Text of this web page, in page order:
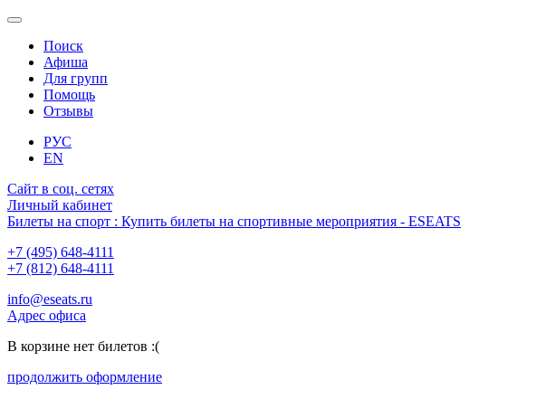
Поиск
Афиша
Для групп
Помощь
Отзывы
РУС
EN
Сайт в соц. сетях
Личный кабинет
Билеты на спорт : Купить билеты на спортивные мероприятия - ESEATS
+7 (495) 648-4111
+7 (812) 648-4111
info@eseats.ru
Адрес офиса
В корзине нет билетов :(
продолжить оформление